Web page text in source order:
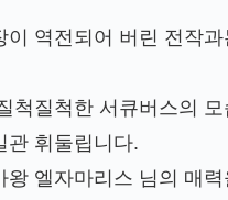
이 역전되어 버린 전작
척질척한 서큐버스의
관 휘둘립니다.
왕 엘자마리스 님의 매력